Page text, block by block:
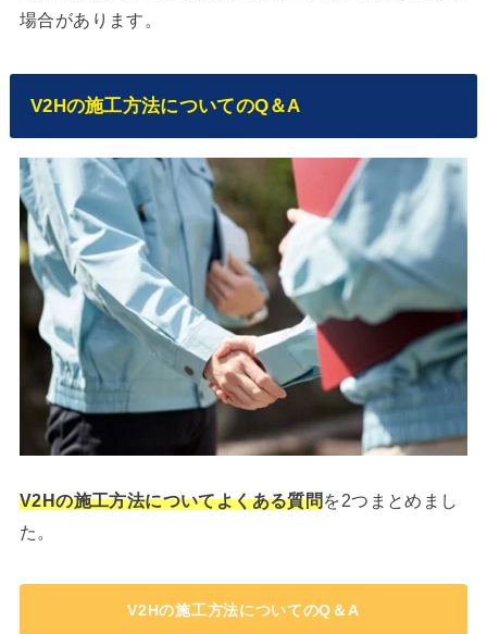
場合があります。
V2Hの施工方法についてのQ＆A
V2Hの施工方法についてよくある質問を2つまとめまし
た。
V2Hの施工方法についてのQ＆A